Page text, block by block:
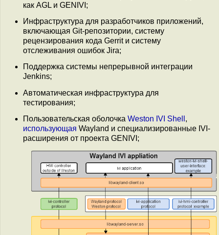
как AGL и GENIVI;
Инфраструктура для разработчиков приложений,
включающая Git-репозитории, систему
рецензирования кода Gerrit и систему
отслеживания ошибок Jira;
Поддержка системы непрерывной интеграции
Jenkins;
Автоматическая инфраструктура для
тестирования;
Пользовательская оболочка Weston IVI Shell ,
использующая Wayland и специализированные IVI-
расширения от проекта GENIVI;